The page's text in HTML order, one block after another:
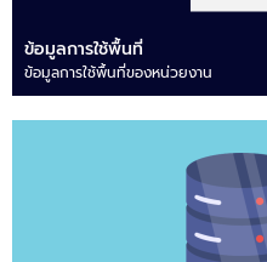
ข้อมูลการใช้พื้นที่
ข้อมูลการใช้พื้นที่ของหน่วยงาน